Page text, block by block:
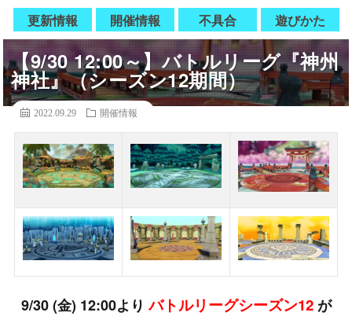
更新情報 開催情報 不具合 遊びかた
【9/30 12:00～】バトルリーグ『神州
神社』（シーズン12期間）
2022.09.29 開催情報
9/30 (金) 12:00よりバトルリーグシーズン12 が